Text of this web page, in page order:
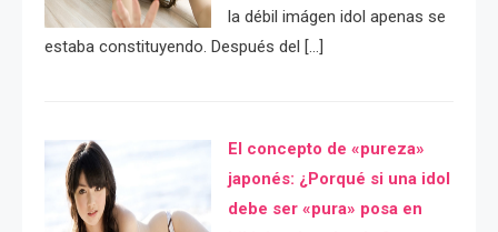
la débil imágen idol apenas se
estaba constituyendo. Después del […]
El concepto de «pureza»
japonés: ¿Porqué si una idol
debe ser «pura» posa en